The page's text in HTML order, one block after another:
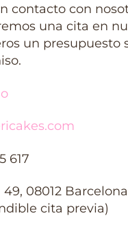
contacto con
una cita en
un presupuesto
617
49, 08012 Barcelona
cita previa)